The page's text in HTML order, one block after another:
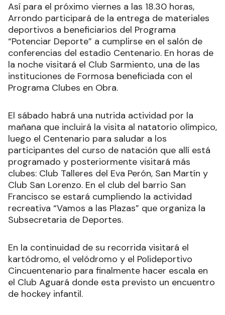
Así para el próximo viernes a las 18.30 horas,
Arrondo participará de la entrega de materiales
deportivos a beneficiarios del Programa
“Potenciar Deporte” a cumplirse en el salón de
conferencias del estadio Centenario. En horas de
la noche visitará el Club Sarmiento, una de las
instituciones de Formosa beneficiada con el
Programa Clubes en Obra.
El sábado habrá una nutrida actividad por la
mañana que incluirá la visita al natatorio olímpico,
luego el Centenario para saludar a los
participantes del curso de natación que allí está
programado y posteriormente visitará más
clubes: Club Talleres del Eva Perón, San Martín y
Club San Lorenzo. En el club del barrio San
Francisco se estará cumpliendo la actividad
recreativa “Vamos a las Plazas” que organiza la
Subsecretaria de Deportes.
En la continuidad de su recorrida visitará el
kartódromo, el velódromo y el Polideportivo
Cincuentenario para finalmente hacer escala en
el Club Aguará donde esta previsto un encuentro
de hockey infantil.